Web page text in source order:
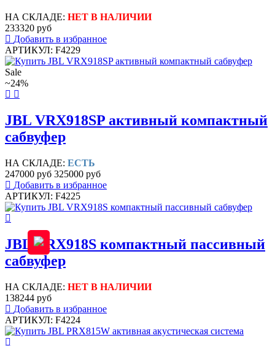
НА СКЛАДЕ: НЕТ В НАЛИЧИИ
233320 руб
Добавить в избранное
АРТИКУЛ: F4229
Sale
~24%
JBL VRX918SP активный компактный
сабвуфер
НА СКЛАДЕ: ЕСТЬ
247000 руб 325000 руб
Добавить в избранное
АРТИКУЛ: F4225
JBL VRX918S компактный пассивный
сабвуфер
НА СКЛАДЕ: НЕТ В НАЛИЧИИ
138244 руб
Добавить в избранное
АРТИКУЛ: F4224